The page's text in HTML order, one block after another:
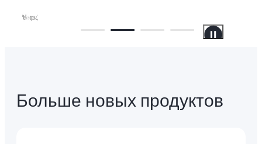
Больше новых продуктов